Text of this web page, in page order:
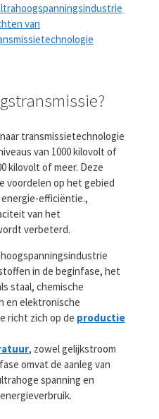
van
transmissietechnologie
van 1000 kilovolt of
kilovolt of meer. Deze
voordelen op het gebied
efficiëntie.,
van het
verbeterd.
in de beginfase, het
staal, chemische
en elektronische
richt zich op de productie
, zowel gelijkstroom
omvat de aanleg van
spanning en